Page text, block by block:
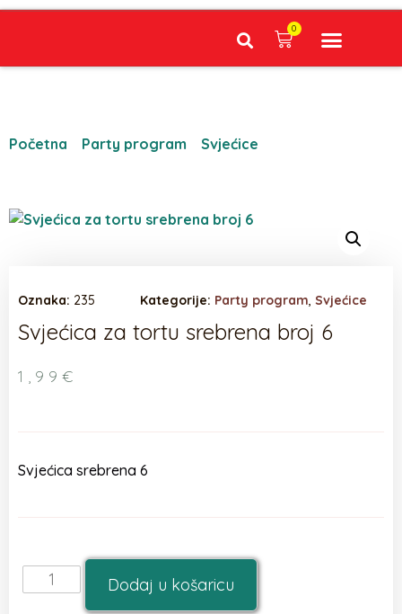
0
Početna Party program Svjećice
Oznaka: 235 Kategorije: Party program Svjećice
Svjećica za tortu srebrena broj 6
1,99 €
Svjećica srebrena 6
Dodaj u košaricu